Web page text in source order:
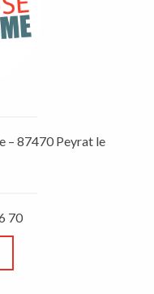
– 87470 Peyrat le
70